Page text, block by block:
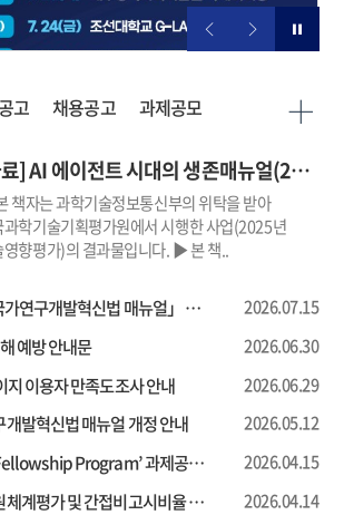
정지
[자료] AI 에이전트 시대의 생존매뉴얼(2025년 기술영향평가 결과..
책자는 과학기술정보통신부의 위탁을 받아
과학기술기획평가원에서 시행한 사업(2025년
영향평가)의 결과물입니다. ▶ 본 책..
2026년도 7월 「국가연구개발혁신법 매뉴얼」 개정 안내 2026.07.15
예방 안내문 2026.06.30
이용자 만족도조사 안내 2026.06.29
발혁신법 매뉴얼 개정 안내 2026.05.12
‘2026년 KISTEP Fellowship Program’ 과제공모 선정결과 안내 2026.04.15
2026년도 연구지원체계평가 및 간접비고시비율 산출 안내 공고 2026.04.14
고 채용공고 과제공모